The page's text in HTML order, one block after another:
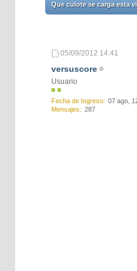
Que culote se carga esta
05/09/2012 14:41
versuscore
Usuario
Fecha de Ingreso
07 ago,
Mensajes
287